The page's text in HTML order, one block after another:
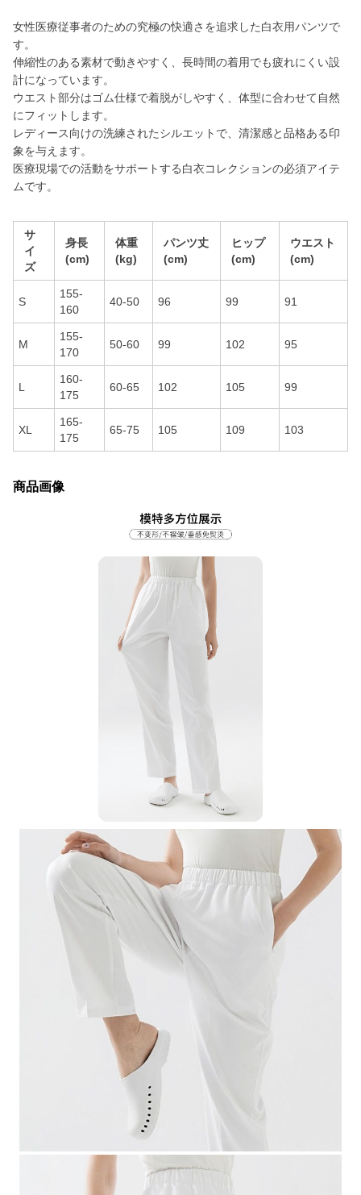
女性医療従事者のための究極の快適さを追求した白衣用パンツで
す。
伸縮性のある素材で動きやすく、長時間の着用でも疲れにくい設
計になっています。
ウエスト部分はゴム仕様で着脱がしやすく、体型に合わせて自然
にフィットします。
レディース向けの洗練されたシルエットで、清潔感と品格ある印
象を与えます。
医療現場での活動をサポートする白衣コレクションの必須アイテ
ムです。
サ
イ
ズ
身長
(cm)
体重
(kg)
パンツ丈
(cm)
ヒップ
(cm)
ウエスト
(cm)
S
155-
160
40-50 96 99 91
M
155-
170
50-60 99 102 95
L
160-
175
60-65 102 105 99
XL
165-
175
65-75 105 109 103
商品画像